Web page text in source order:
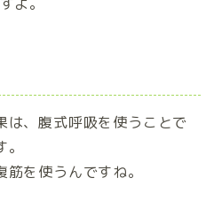
は、腹式呼吸を使うことで
を使うんですね。